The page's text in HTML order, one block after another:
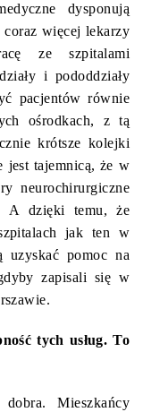
dysponują
coraz więcej lekarzy
ze szpitalami
i pododdziały
pacjentów równie
ośrodkach, z tą
krótsze kolejki
jest tajemnicą, że w
neurochirurgiczne
A dzięki temu, że
jak ten w
pomoc na
zapisali się w
tych usług. To
Mieszkańcy